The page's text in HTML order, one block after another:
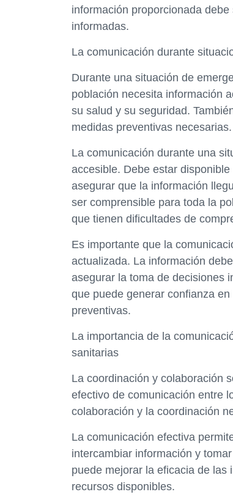
información proporcionada
informadas.
La comunicación durante
Durante una situación de
población necesita información
su salud y su seguridad.
medidas preventivas necesarias.
La comunicación durante una
accesible. Debe estar
asegurar que la información
ser comprensible para toda la
que tienen dificultades de
Es importante que la
actualizada. La información
asegurar la toma de decisiones
que puede generar confianza
preventivas.
La importancia de la
sanitarias
La coordinación y colaboración
efectivo de comunicación entre
colaboración y la coordinación
La comunicación efectiva
intercambiar información y
puede mejorar la eficacia de las
recursos disponibles.